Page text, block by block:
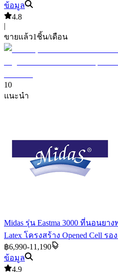
ข้อมูล
4.8
|
ขายแล้ว1 ชิ้น/เดือน
10
แนะนำ
Midas รุ่น Eastma 3000 ที่นอนยา
Latex โครงสร้าง Opened Cell ร
฿6,990-11,190
ข้อมูล
4.9